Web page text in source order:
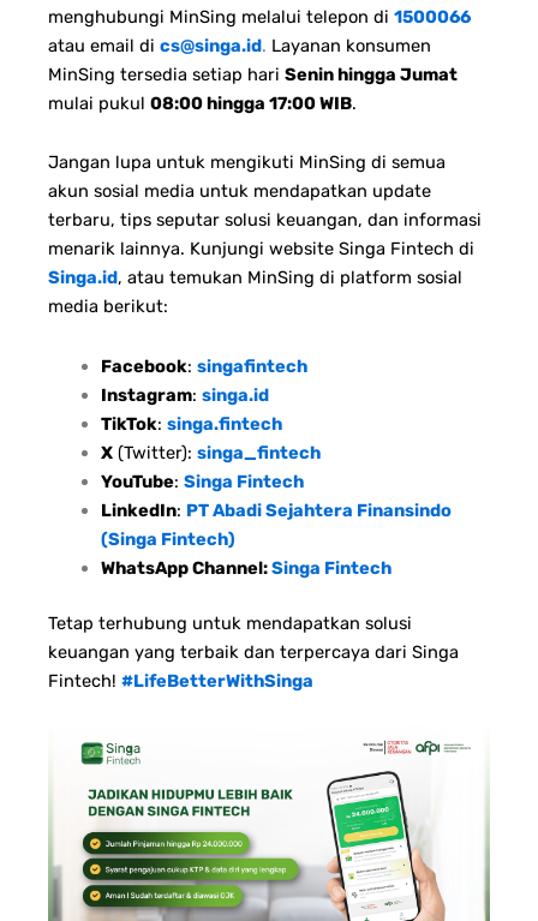
menghubungi MinSing melalui telepon di 1500066
atau email di cs@singa.id. Layanan konsumen
MinSing tersedia setiap hari Senin hingga Jumat
mulai pukul 08:00 hingga 17:00 WIB.
Jangan lupa untuk mengikuti MinSing di semua
akun sosial media untuk mendapatkan update
terbaru, tips seputar solusi keuangan, dan informasi
menarik lainnya. Kunjungi website Singa Fintech di
Singa.id, atau temukan MinSing di platform sosial
media berikut:
Facebook: singafintech
Instagram: singa.id
TikTok: singa.fintech
X(Twitter): singa_fintech
YouTube: Singa Fintech
LinkedIn: PT Abadi Sejahtera Finansindo
(Singa Fintech)
WhatsApp Channel:Singa Fintech
Tetap terhubung untuk mendapatkan solusi
keuangan yang terbaik dan terpercaya dari Singa
Fintech! #LifeBetterWithSinga